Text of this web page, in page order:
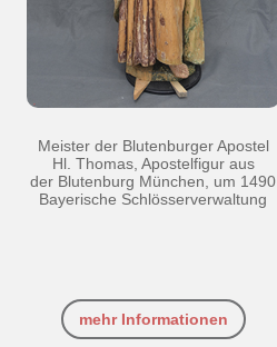
Meister der Blutenburger Apostel
Hl. Thomas, Apostelfigur aus
der Blutenburg München, um 1490
Bayerische Schlösserverwaltung
mehr Informationen